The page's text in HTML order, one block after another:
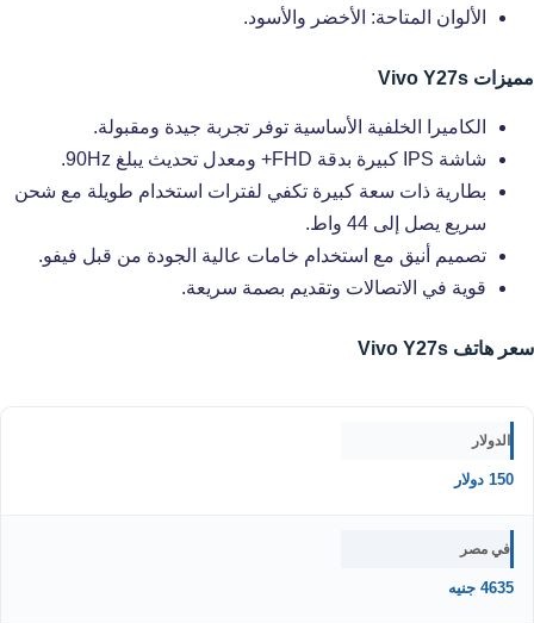
الألوان المتاحة: الأخضر والأسود.
مميزات Vivo Y27s
الكاميرا الخلفية الأساسية توفر تجربة جيدة ومقبولة.
شاشة IPS كبيرة بدقة FHD+ ومعدل تحديث يبلغ 90Hz.
بطارية ذات سعة كبيرة تكفي لفترات استخدام طويلة مع شحن
سريع يصل إلى 44 واط.
تصميم أنيق مع استخدام خامات عالية الجودة من قبل فيفو.
قوية في الاتصالات وتقديم بصمة سريعة.
سعر هاتف Vivo Y27s
الدولار
150 دولار
في مصر
4635 جنيه